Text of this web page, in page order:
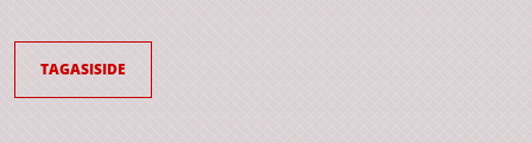
TAGASISIDE